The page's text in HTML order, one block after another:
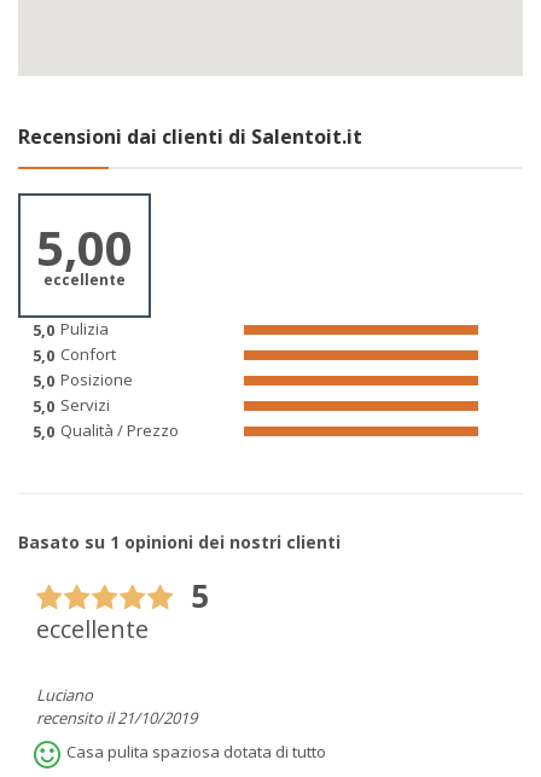
Recensioni dai clienti di Salentoit.it
5,00
eccellente
5,0 Pulizia
5,0 Confort
5,0 Posizione
5,0 Servizi
5,0 Qualità / Prezzo
Basato su 1 opinioni dei nostri clienti
5
eccellente
Luciano
recensito il 21/10/2019
Casa pulita spaziosa dotata di tutto